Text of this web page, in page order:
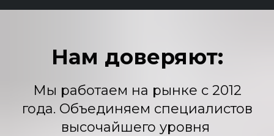
Нам доверяют:
Мы работаем на рынке с 2012
года. Объединяем специалистов
высочайшего уровня